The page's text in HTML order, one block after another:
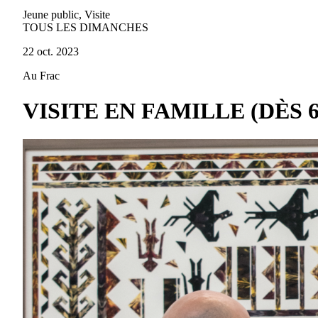
Jeune public, Visite
TOUS LES DIMANCHES
22 oct. 2023
Au Frac
VISITE EN FAMILLE (DÈS